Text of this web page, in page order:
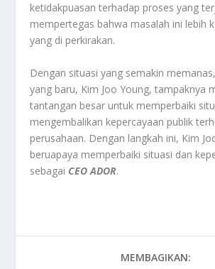
ketidakpuasan terhadap proses yang
mempertegas bahwa masalah ini lebih
yang di perkirakan.
Dengan situasi yang semakin
yang baru, Kim Joo Young, tampaknya
tantangan besar untuk memperbaiki
mengembalikan kepercayaan publik
perusahaan. Dengan langkah ini, Kim
beruapaya memperbaiki situasi dan
sebagai CEO ADOR.
MEMBAGIKAN: